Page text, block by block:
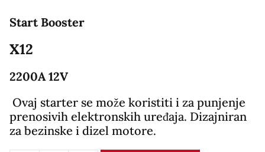
Start Booster
X12
2200A 12V
Ovaj starter se može koristiti i za punjenje
prenosivih elektronskih uređaja. Dizajniran
za bezinske i dizel motore.